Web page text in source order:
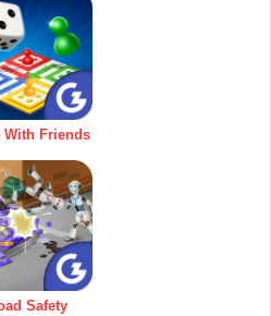
With Friends
Safety